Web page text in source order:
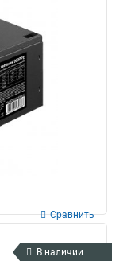
Сравнить
В наличии